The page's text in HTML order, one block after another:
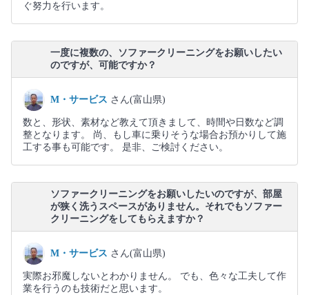
ぐ努力を行います。
一度に複数の、ソファークリーニングをお願いしたい
のですが、可能ですか？
M・サービス さん(富山県)
数と、形状、素材など教えて頂きまして、時間や日数など調
整となります。 尚、もし車に乗りそうな場合お預かりして施
工する事も可能です。 是非、ご検討ください。
ソファークリーニングをお願いしたいのですが、部屋
が狭く洗うスペースがありません。それでもソファー
クリーニングをしてもらえますか？
M・サービス さん(富山県)
実際お邪魔しないとわかりません。 でも、色々な工夫して作
業を行うのも技術だと思います。